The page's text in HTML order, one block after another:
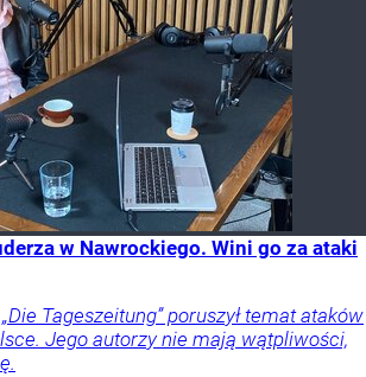
w Nawrockiego. Wini go za ataki
Tageszeitung” poruszył temat ataków
Jego autorzy nie mają wątpliwości,